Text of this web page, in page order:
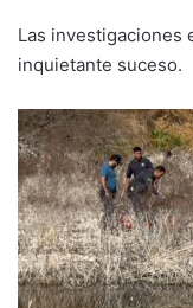
Las investigaciones
inquietante suceso.